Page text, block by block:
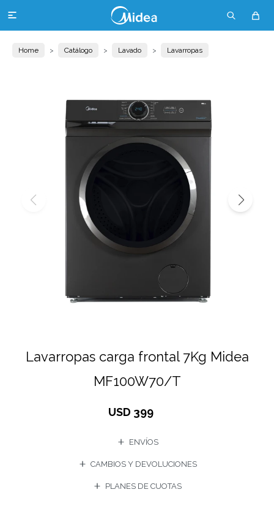

Home Catálogo Lavado Lavarropas
Lavarropas carga frontal 7Kg Midea
MF100W70/T
USD 399
ENVÍOS
CAMBIOS Y DEVOLUCIONES
PLANES DE CUOTAS